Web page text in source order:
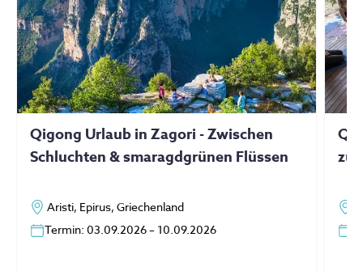
Qigong Urlaub in Zagori - Zwischen
Schluchten & smaragdgrünen Flüssen
Aristi, Epirus, Griechenland
Termin: 03.09.2026 – 10.09.2026
Qi